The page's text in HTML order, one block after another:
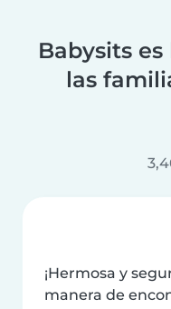
Babysits
las
¡Hermosa y
manera de